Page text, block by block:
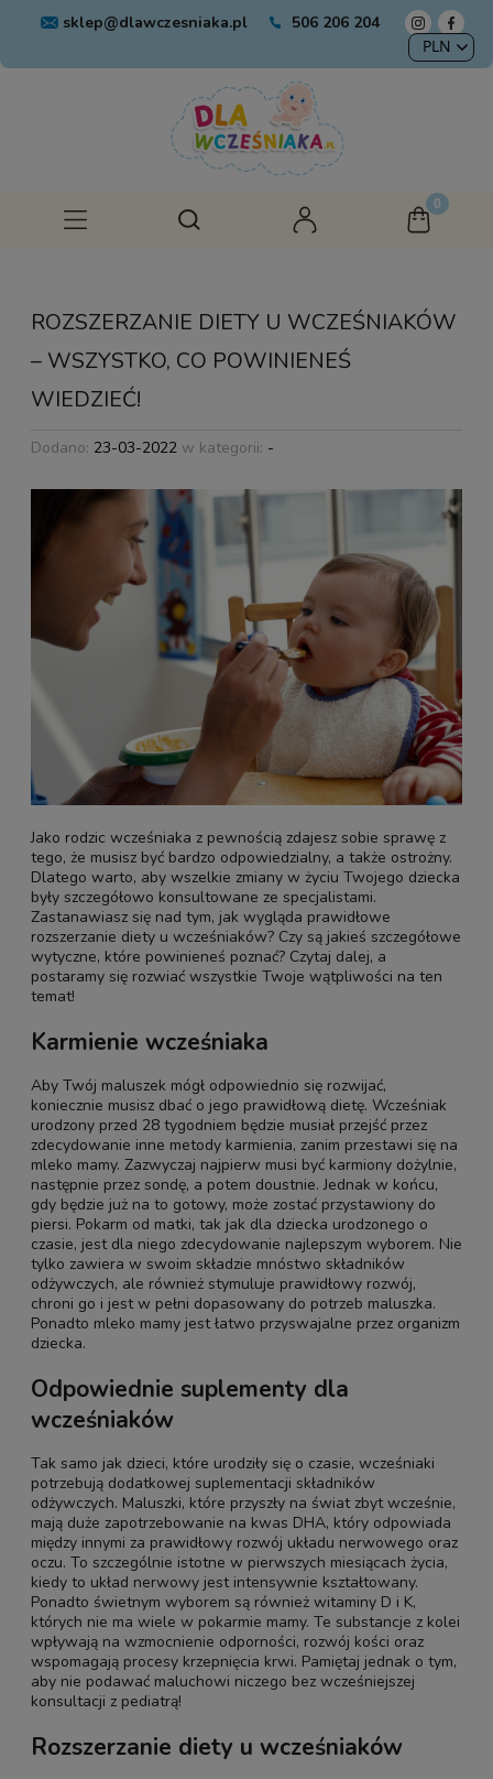
sklep@dlawczesniaka.pl 506 206 204
ROZSZERZANIE DIETY U WCZEŚNIAKÓW
– WSZYSTKO, CO POWINIENEŚ
WIEDZIEĆ!
Dodano: 23-03-2022 w kategorii: -
Jako rodzic wcześniaka z pewnością zdajesz sobie sprawę z
tego, że musisz być bardzo odpowiedzialny, a także ostrożny.
Dlatego warto, aby wszelkie zmiany w życiu Twojego dziecka
były szczegółowo konsultowane ze specjalistami.
Zastanawiasz się nad tym, jak wygląda prawidłowe
rozszerzanie diety u wcześniaków? Czy są jakieś szczegółowe
wytyczne, które powinieneś poznać? Czytaj dalej, a
postaramy się rozwiać wszystkie Twoje wątpliwości na ten
temat!
Karmienie wcześniaka
Aby Twój maluszek mógł odpowiednio się rozwijać,
koniecznie musisz dbać o jego prawidłową dietę. Wcześniak
urodzony przed 28 tygodniem będzie musiał przejść przez
zdecydowanie inne metody karmienia, zanim przestawi się na
mleko mamy. Zazwyczaj najpierw musi być karmiony dożylnie,
następnie przez sondę, a potem doustnie. Jednak w końcu,
gdy będzie już na to gotowy, może zostać przystawiony do
piersi. Pokarm od matki, tak jak dla dziecka urodzonego o
czasie, jest dla niego zdecydowanie najlepszym wyborem. Nie
tylko zawiera w swoim składzie mnóstwo składników
odżywczych, ale również stymuluje prawidłowy rozwój,
chroni go i jest w pełni dopasowany do potrzeb maluszka.
Ponadto mleko mamy jest łatwo przyswajalne przez organizm
dziecka.
Odpowiednie suplementy dla
wcześniaków
Tak samo jak dzieci, które urodziły się o czasie, wcześniaki
potrzebują dodatkowej suplementacji składników
odżywczych. Maluszki, które przyszły na świat zbyt wcześnie,
mają duże zapotrzebowanie na kwas DHA, który odpowiada
między innymi za prawidłowy rozwój układu nerwowego oraz
oczu. To szczególnie istotne w pierwszych miesiącach życia,
kiedy to układ nerwowy jest intensywnie kształtowany.
Ponadto świetnym wyborem są również witaminy D i K,
których nie ma wiele w pokarmie mamy. Te substancje z kolei
wpływają na wzmocnienie odporności, rozwój kości oraz
wspomagają procesy krzepnięcia krwi. Pamiętaj jednak o tym,
aby nie podawać maluchowi niczego bez wcześniejszej
konsultacji z pediatrą!
Rozszerzanie diety u wcześniaków